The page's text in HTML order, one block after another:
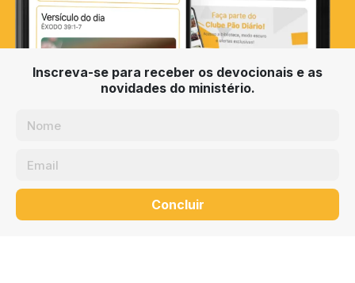
Inscreva-se para receber os devocionais e as
novidades do ministério.
Concluir